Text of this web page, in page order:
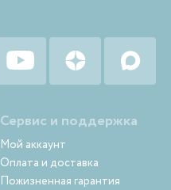
Сервис и поддержка
Мой аккаунт
Оплата и доставка
Пожизненная гарантия